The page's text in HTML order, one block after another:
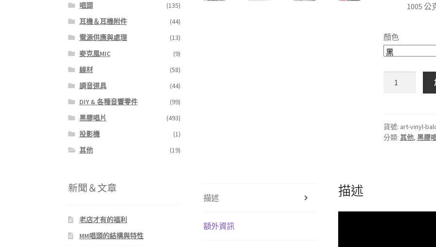
1005 公
顏色
VINYL
LP
框
貨號: art-vinyl-
分類: 其他, 黑膠
描述
額外資訊
描述
唱頭
(135)
耳機＆耳機附件
(44)
電源供應與處理
(13)
麥克風MIC
(9)
線材
(58)
調音道具
(44)
DIY & 各種音響零件
(99)
黑膠唱片
(493)
投影機
(1)
其他
(19)
新聞＆文章
老店才有的福利
MM唱頭的結構與特性